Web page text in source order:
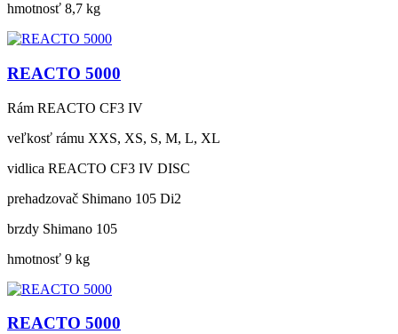
hmotnosť 8,7 kg
REACTO 5000
Rám REACTO CF3 IV
veľkosť rámu XXS, XS, S, M, L, XL
vidlica REACTO CF3 IV DISC
prehadzovač Shimano 105 Di2
brzdy Shimano 105
hmotnosť 9 kg
REACTO 5000